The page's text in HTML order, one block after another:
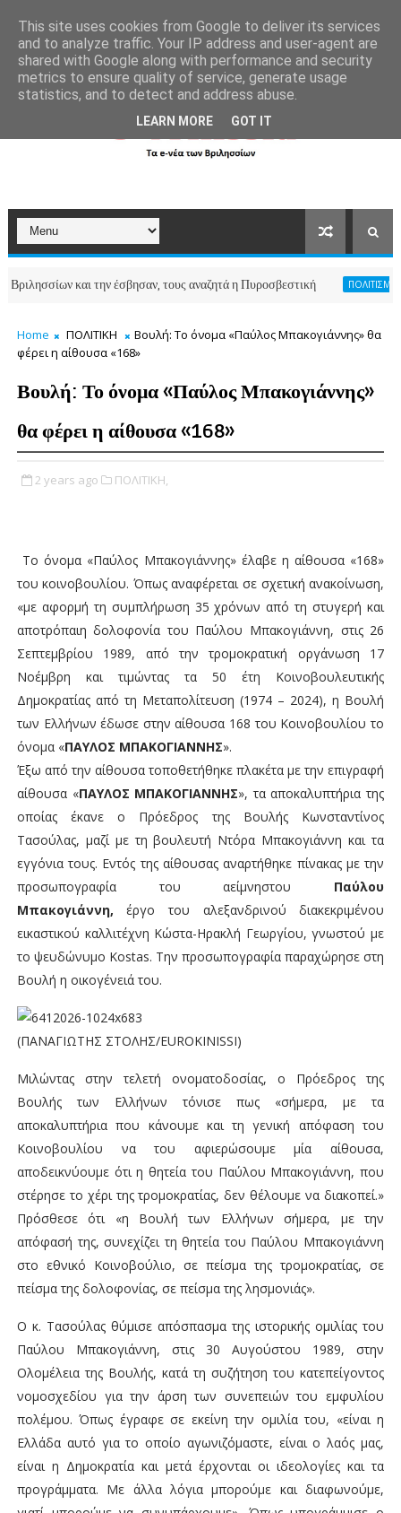
και την έσβησαν, τους αναζητά η Πυροσβεστική ΠΟΛΙΤΙΣΜΟΣ-
Home ΠΟΛΙΤΙΚΗ
Βουλή: Το όνομα «Παύλος Μπακογιάννης» θα
φέρει η αίθουσα «168»
Βουλή: Το όνομα «Παύλος Μπακογιάννης»
θα φέρει η αίθουσα «168»
2 years ago ΠΟΛΙΤΙΚΗ,
Το όνομα «Παύλος Μπακογιάννης» έλαβε η αίθουσα «168»
του κοινοβουλίου. Όπως αναφέρεται σε σχετική ανακοίνωση,
«με αφορμή τη συμπλήρωση 35 χρόνων από τη στυγερή και
αποτρόπαιη δολοφονία του Παύλου Μπακογιάννη, στις 26
Σεπτεμβρίου 1989, από την τρομοκρατική οργάνωση 17
Νοέμβρη και τιμώντας τα 50 έτη Κοινοβουλευτικής
Δημοκρατίας από τη Μεταπολίτευση (1974 – 2024), η Βουλή
των Ελλήνων έδωσε στην αίθουσα 168 του Κοινοβουλίου το
όνομα «ΠΑΥΛΟΣ ΜΠΑΚΟΓΙΑΝΝΗΣ».
Έξω από την αίθουσα τοποθετήθηκε πλακέτα με την επιγραφή
αίθουσα «ΠΑΥΛΟΣ ΜΠΑΚΟΓΙΑΝΝΗΣ», τα αποκαλυπτήρια της
οποίας έκανε ο Πρόεδρος της Βουλής Κωνσταντίνος
Τασούλας, μαζί με τη βουλευτή Ντόρα Μπακογιάννη και τα
εγγόνια τους. Εντός της αίθουσας αναρτήθηκε πίνακας με την
προσωπογραφία του αείμνηστου Παύλου
Μπακογιάννη, έργο του αλεξανδρινού διακεκριμένου
εικαστικού καλλιτέχνη Κώστα-Ηρακλή Γεωργίου, γνωστού με
το ψευδώνυμο Kostas. Την προσωπογραφία παραχώρησε στη
Βουλή η οικογένειά του.
(ΠΑΝΑΓΙΩΤΗΣ ΣΤΟΛΗΣ/EUROKINISSI)
Μιλώντας στην τελετή ονοματοδοσίας, ο Πρόεδρος της
Βουλής των Ελλήνων τόνισε πως «σήμερα, με τα
αποκαλυπτήρια που κάνουμε και τη γενική απόφαση του
Κοινοβουλίου να του αφιερώσουμε μία αίθουσα,
αποδεικνύουμε ότι η θητεία του Παύλου Μπακογιάννη, που
στέρησε το χέρι της τρομοκρατίας, δεν θέλουμε να διακοπεί.»
Πρόσθεσε ότι «η Βουλή των Ελλήνων σήμερα, με την
απόφασή της, συνεχίζει τη θητεία του Παύλου Μπακογιάννη
στο εθνικό Κοινοβούλιο, σε πείσμα της τρομοκρατίας, σε
πείσμα της δολοφονίας, σε πείσμα της λησμονιάς».
Ο κ. Τασούλας θύμισε απόσπασμα της ιστορικής ομιλίας του
Παύλου Μπακογιάννη, στις 30 Αυγούστου 1989, στην
Ολομέλεια της Βουλής, κατά τη συζήτηση του κατεπείγοντος
νομοσχεδίου για την άρση των συνεπειών του εμφυλίου
πολέμου. Όπως έγραφε σε εκείνη την ομιλία του, «είναι η
Ελλάδα αυτό για το οποίο αγωνιζόμαστε, είναι ο λαός μας,
είναι η Δημοκρατία και μετά έρχονται οι ιδεολογίες και τα
προγράμματα. Με άλλα λόγια μπορούμε και διαφωνούμε,
This site uses cookies from Google to deliver its services
and to analyze traffic. Your IP address and user-agent are
shared with Google along with performance and security
metrics to ensure quality of service, generate usage
statistics, and to detect and address abuse.
LEARN MORE GOT IT